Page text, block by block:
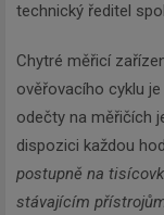
technický ředitel
Chytré měřicí
ověřovacího cyklu
odečty na měřičích
dispozici každou
postupně na
stávajícím